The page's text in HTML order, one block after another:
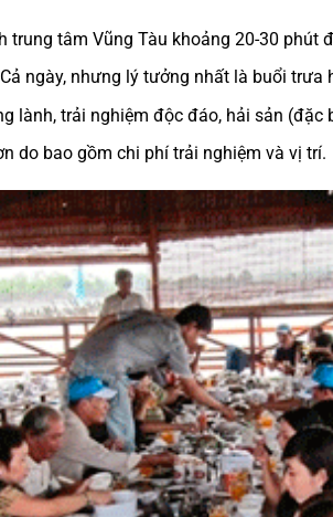
trung tâm Vũng Tàu khoảng 20-30 phút
Cả ngày, nhưng lý tưởng nhất là buổi
lành, trải nghiệm độc đáo, hải sản
do bao gồm chi phí trải nghiệm và vị trí.